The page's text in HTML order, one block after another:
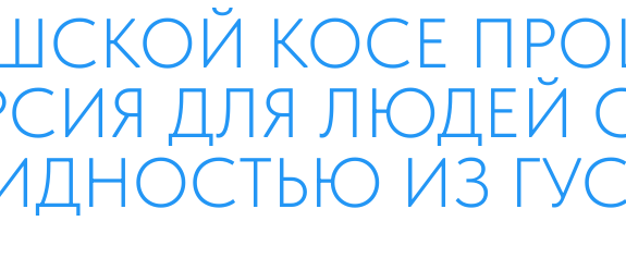
КОСЕ
ДЛЯ ЛЮДЕЙ
ИЗ